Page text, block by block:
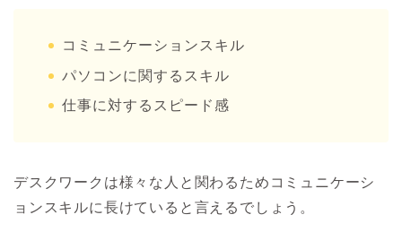
コミュニケーションスキル
パソコンに関するスキル
仕事に対するスピード感
デスクワークは様々な人と関わるためコミュニケーシ
ョンスキルに長けていると言えるでしょう。